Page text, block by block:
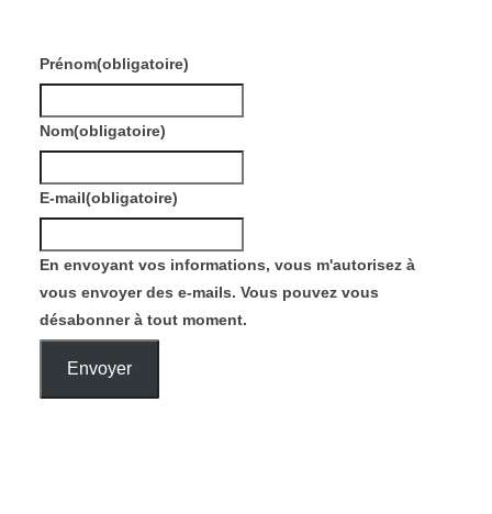
Prénom(obligatoire)
Nom(obligatoire)
E-mail(obligatoire)
En envoyant vos informations, vous m'autorisez à
vous envoyer des e-mails. Vous pouvez vous
désabonner à tout moment.
Envoyer